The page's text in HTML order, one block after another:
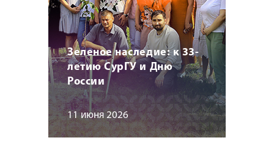
Зеленое наследие: к 33-
летию СурГУ и Дню
России
11 июня 2026